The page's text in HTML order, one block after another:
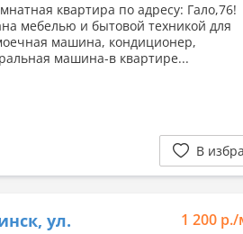
квартира по адресу: Гало,76!
мебелью и бытовой техникой для
машина, кондиционер,
машина-в квартире...
В
ул.
1 200